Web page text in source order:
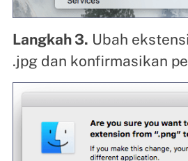
Langkah 3. Ubah
.jpg dan konfirmasikan